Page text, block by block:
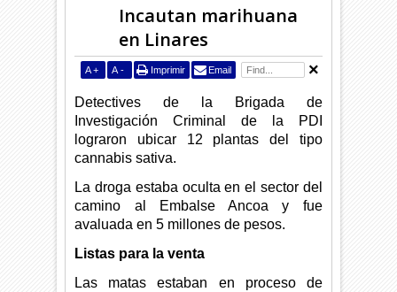
Incautan marihuana
en Linares
A + A - Imprimir Email
Detectives de la Brigada de
Investigación Criminal de la PDI
lograron ubicar 12 plantas del tipo
cannabis sativa.
La droga estaba oculta en el sector del
camino al Embalse Ancoa y fue
avaluada en 5 millones de pesos.
Listas para la venta
Las matas estaban en proceso de